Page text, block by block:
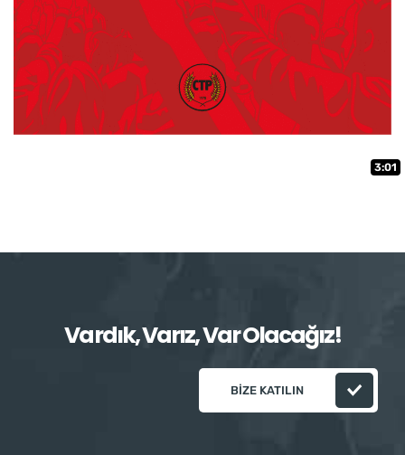
3:01
Vardık, Varız, Var Olacağız!
BIZE KATILIN